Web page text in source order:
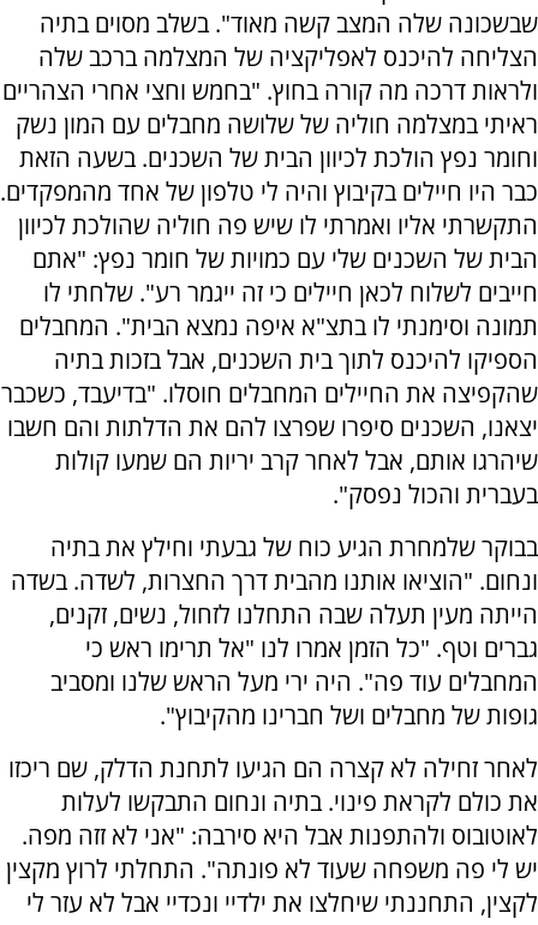
שבשכונה שלה המצב קשה מאוד". בשלב מסוים בתיה
הצליחה להיכנס לאפליקציה של המצלמה ברכב שלה
ולראות דרכה מה קורה בחוץ. "בחמש וחצי אחרי הצהריים
ראיתי במצלמה חוליה של שלושה מחבלים עם המון נשק
וחומר נפץ הולכת לכיוון הבית של השכנים. בשעה הזאת
כבר היו חיילים בקיבוץ והיה לי טלפון של אחד מהמפקדים.
התקשרתי אליו ואמרתי לו שיש פה חוליה שהולכת לכיוון
הבית של השכנים שלי עם כמויות של חומר נפץ: "אתם
חייבים לשלוח לכאן חיילים כי זה ייגמר רע". שלחתי לו
תמונה וסימנתי לו בתצ"א איפה נמצא הבית". המחבלים
הספיקו להיכנס לתוך בית השכנים, אבל בזכות בתיה
שהקפיצה את החיילים המחבלים חוסלו. "בדיעבד, כשכבר
יצאנו, השכנים סיפרו שפרצו להם את הדלתות והם חשבו
שיהרגו אותם, אבל לאחר קרב יריות הם שמעו קולות
בעברית והכול נפסק".
בבוקר שלמחרת הגיע כוח של גבעתי וחילץ את בתיה
ונחום. "הוציאו אותנו מהבית דרך החצרות, לשדה. בשדה
הייתה מעין תעלה שבה התחלנו לזחול, נשים, זקנים,
גברים וטף. "כל הזמן אמרו לנו "אל תרימו ראש כי
המחבלים עוד פה". היה ירי מעל הראש שלנו ומסביב
גופות של מחבלים ושל חברינו מהקיבוץ".
לאחר זחילה לא קצרה הם הגיעו לתחנת הדלק, שם ריכזו
את כולם לקראת פינוי. בתיה ונחום התבקשו לעלות
לאוטובוס ולהתפנות אבל היא סירבה: "אני לא זזה מפה.
יש לי פה משפחה שעוד לא פונתה". התחלתי לרוץ מקצין
לקצין, התחננתי שיחלצו את ילדיי ונכדיי אבל לא עזר לי